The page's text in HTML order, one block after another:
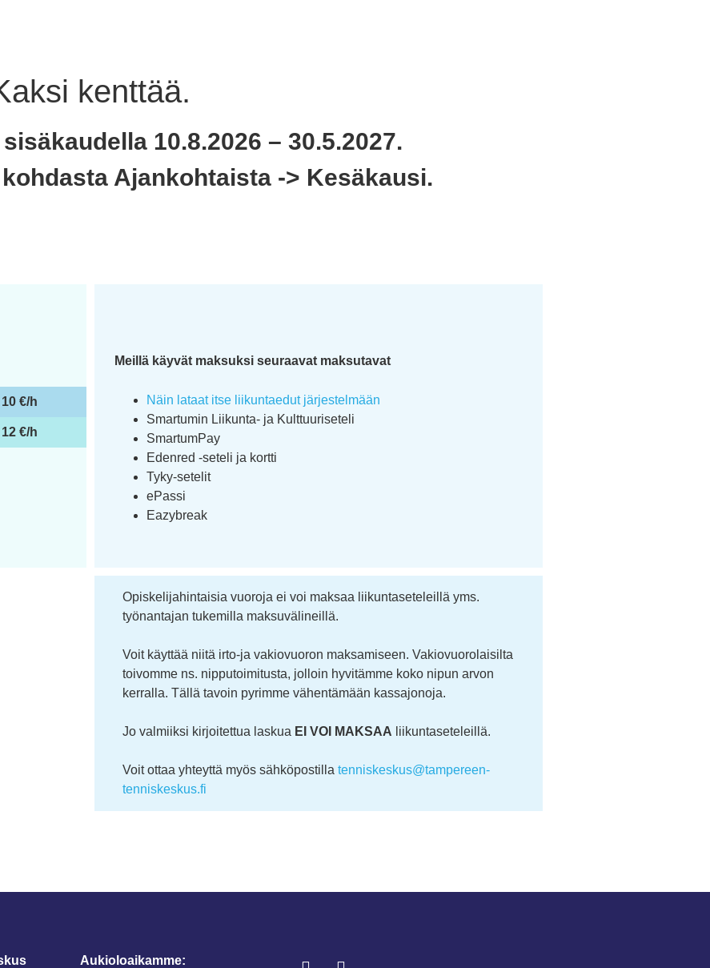
kenttää.
sisäkaudella 10.8.2026 – 30.5.2027.
Ajankohtaista -> Kesäkausi.
10 €/h
12 €/h
Meillä käyvät maksuksi seuraavat maksutavat
Näin lataat itse liikuntaedut järjestelmään
Smartumin Liikunta- ja Kulttuuriseteli
SmartumPay
Edenred -seteli ja kortti
Tyky-setelit
ePassi
Eazybreak
Opiskelijahintaisia vuoroja ei voi maksaa liikuntaseteleillä yms.
työnantajan tukemilla maksuvälineillä.
Voit käyttää niitä irto-ja vakiovuoron maksamiseen. Vakiovuorolaisilta
toivomme ns. nipputoimitusta, jolloin hyvitämme koko nipun arvon
kerralla. Tällä tavoin pyrimme vähentämään kassajonoja.
Jo valmiiksi kirjoitettua laskua EI VOI MAKSAA liikuntaseteleillä.
Voit ottaa yhteyttä myös sähköpostilla tenniskeskus@tampereen­
tenniskeskus.fi
Aukioloaikamme: